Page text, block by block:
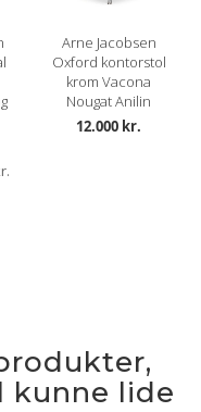
Arne Jacobsen
Oxford kontorstol
krom Vacona
Nougat Anilin
12.000 kr.
kunne lide